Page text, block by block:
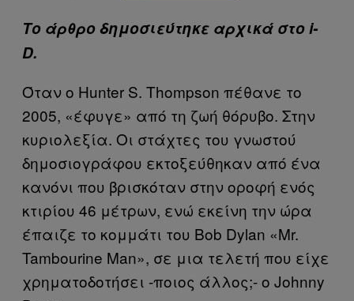
Το άρθρο δημοσιεύτηκε αρχικά στο i-
D.
Όταν ο Hunter S. Thompson πέθανε το
2005, «έφυγε» από τη ζωή θόρυβο. Στην
κυριολεξία. Οι στάχτες του γνωστού
δημοσιογράφου εκτοξεύθηκαν από ένα
κανόνι που βρισκόταν στην οροφή ενός
κτιρίου 46 μέτρων, ενώ εκείνη την ώρα
έπαιζε το κομμάτι του Bob Dylan «Mr.
Tambourine Man», σε μια τελετή που είχε
χρηματοδοτήσει -ποιος άλλος;- ο Johnny